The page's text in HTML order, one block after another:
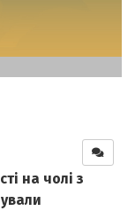
на чолі з